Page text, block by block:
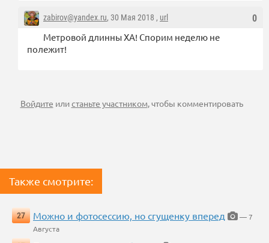
0
zabirov@yandex.ru, 30 Мая 2018 , url
Метровой длинны ХА! Спорим неделю не
полежит!
Войдите илистаньте участником, чтобы комментировать
Также смотрите:
27 Можно и фотосессию, но сгущенку вперед
— 7
Августа